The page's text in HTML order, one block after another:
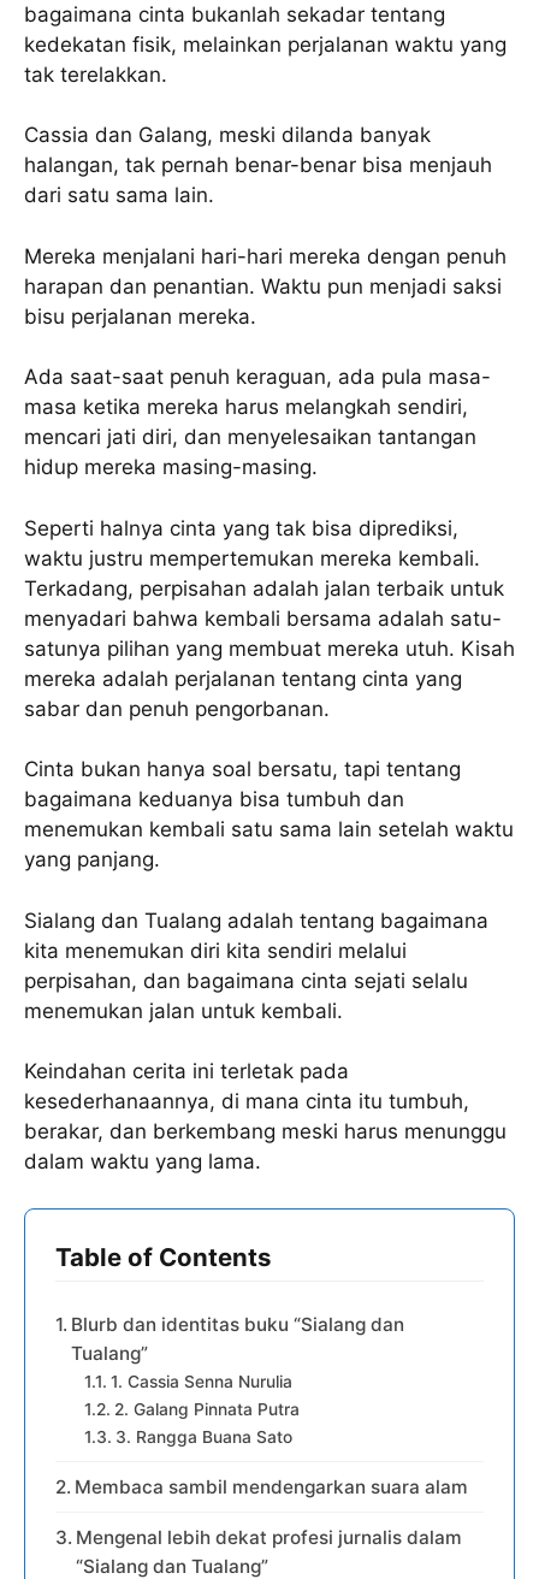
bagaimana cinta bukanlah sekadar tentang
kedekatan fisik, melainkan perjalanan waktu yang
tak terelakkan.
Cassia dan Galang, meski dilanda banyak
halangan, tak pernah benar-benar bisa menjauh
dari satu sama lain.
Mereka menjalani hari-hari mereka dengan penuh
harapan dan penantian. Waktu pun menjadi saksi
bisu perjalanan mereka.
Ada saat-saat penuh keraguan, ada pula masa-
masa ketika mereka harus melangkah sendiri,
mencari jati diri, dan menyelesaikan tantangan
hidup mereka masing-masing.
Seperti halnya cinta yang tak bisa diprediksi,
waktu justru mempertemukan mereka kembali.
Terkadang, perpisahan adalah jalan terbaik untuk
menyadari bahwa kembali bersama adalah satu-
satunya pilihan yang membuat mereka utuh. Kisah
mereka adalah perjalanan tentang cinta yang
sabar dan penuh pengorbanan.
Cinta bukan hanya soal bersatu, tapi tentang
bagaimana keduanya bisa tumbuh dan
menemukan kembali satu sama lain setelah waktu
yang panjang.
Sialang dan Tualang adalah tentang bagaimana
kita menemukan diri kita sendiri melalui
perpisahan, dan bagaimana cinta sejati selalu
menemukan jalan untuk kembali.
Keindahan cerita ini terletak pada
kesederhanaannya, di mana cinta itu tumbuh,
berakar, dan berkembang meski harus menunggu
dalam waktu yang lama.
Table of Contents
Blurb dan identitas buku “Sialang dan
Tualang”
1. Cassia Senna Nurulia
2. Galang Pinnata Putra
3. Rangga Buana Sato
Membaca sambil mendengarkan suara alam
Mengenal lebih dekat profesi jurnalis dalam
“Sialang dan Tualang”